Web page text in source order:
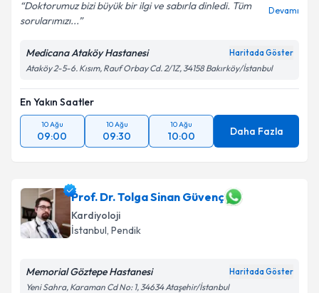
Kişisel verilerimin işlenmesine ilişkinAydınlatma
Metni'ni okudum ve kişisel verilerimin belirtilen
kapsamda işlenmesini kabul ediyorum.
Takvim Talebini Gönder
Doktorumuz bizi büyük bir ilgi ve sabırla dinledi. Tüm
sorularımızı...
Devamı
Medicana Ataköy Hastanesi Haritada Göster
Ataköy 2-5-6. Kısım, Rauf Orbay Cd. 2/1Z, 34158 Bakırköy/İstanbul
En Yakın Saatler
10 Ağu
09:00
10 Ağu
09:30
10 Ağu
10:00 Daha Fazla
Prof. Dr. Tolga Sinan Güvenç
Kardiyoloji
İstanbul, Pendik
Memorial Göztepe Hastanesi Haritada Göster
Yeni Sahra, Karaman Cd No: 1, 34634 Ataşehir/İstanbul